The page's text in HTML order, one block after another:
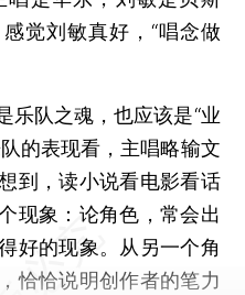
觉刘敏真好，“唱念做
队之魂，也应该是“业
的表现看，主唱略输文
到，读小说看电影看话
现象：论角色，常会出
好的现象。从另一个角
恰恰说明创作者的笔力